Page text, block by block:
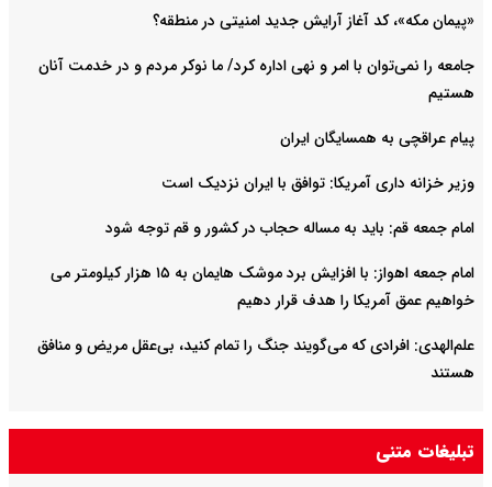
«پیمان مکه»، کد آغاز آرایش جدید امنیتی در منطقه؟
جامعه را نمی‌توان با امر و نهی اداره کرد/ ما نوکر مردم و در خدمت آنان
هستیم
پیام عراقچی به همسایگان ایران
وزیر خزانه داری آمریکا: توافق با ایران نزدیک است
امام جمعه قم: باید به مساله حجاب در کشور و قم توجه شود
امام‌ جمعه اهواز: با افزایش برد موشک هایمان به ۱۵ هزار کیلومتر می
خواهیم عمق آمریکا را هدف قرار دهیم
علم‌الهدی: افرادی که می‌گویند جنگ را تمام کنید، بی‌عقل مریض و منافق
هستند
تبلیغات متنی